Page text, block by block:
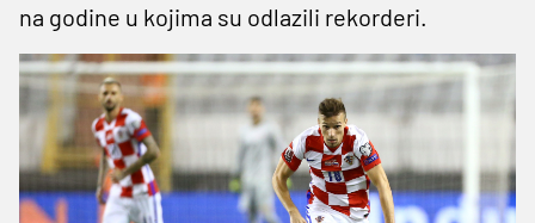
na godine u kojima su odlazili rekorderi.